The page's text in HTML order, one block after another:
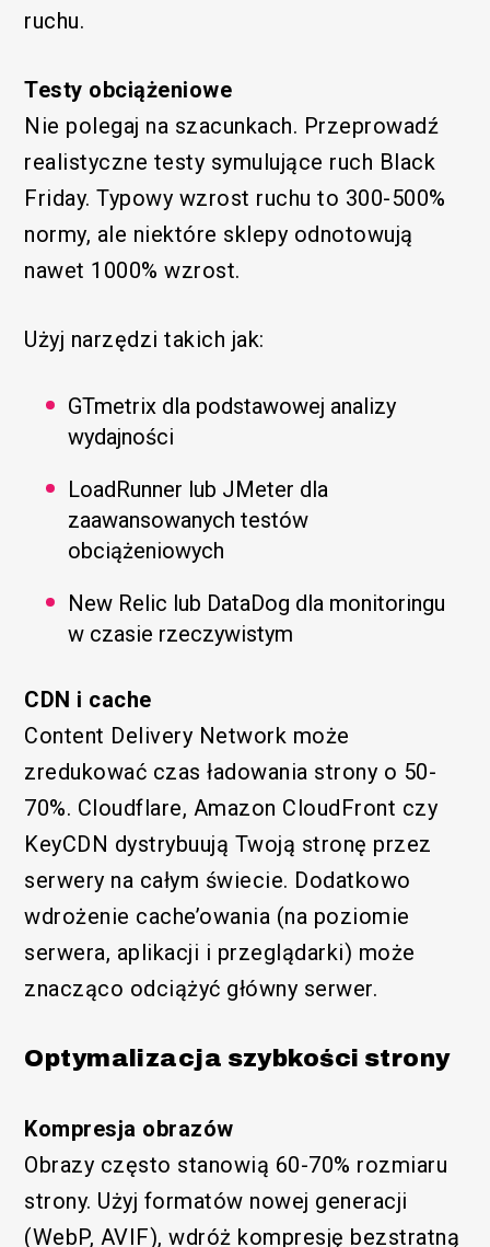
ruchu.
Testy obciążeniowe
Nie polegaj na szacunkach. Przeprowadź
realistyczne testy symulujące ruch Black
Friday. Typowy wzrost ruchu to 300-500%
normy, ale niektóre sklepy odnotowują
nawet 1000% wzrost.
Użyj narzędzi takich jak:
GTmetrix dla podstawowej analizy
wydajności
LoadRunner lub JMeter dla
zaawansowanych testów
obciążeniowych
New Relic lub DataDog dla monitoringu
w czasie rzeczywistym
CDN i cache
Content Delivery Network może
zredukować czas ładowania strony o 50-
70%. Cloudflare, Amazon CloudFront czy
KeyCDN dystrybuują Twoją stronę przez
serwery na całym świecie. Dodatkowo
wdrożenie cache’owania (na poziomie
serwera, aplikacji i przeglądarki) może
znacząco odciążyć główny serwer.
Optymalizacja szybkości strony
Kompresja obrazów
Obrazy często stanowią 60-70% rozmiaru
strony. Użyj formatów nowej generacji
(WebP, AVIF), wdróż kompresję bezstratną